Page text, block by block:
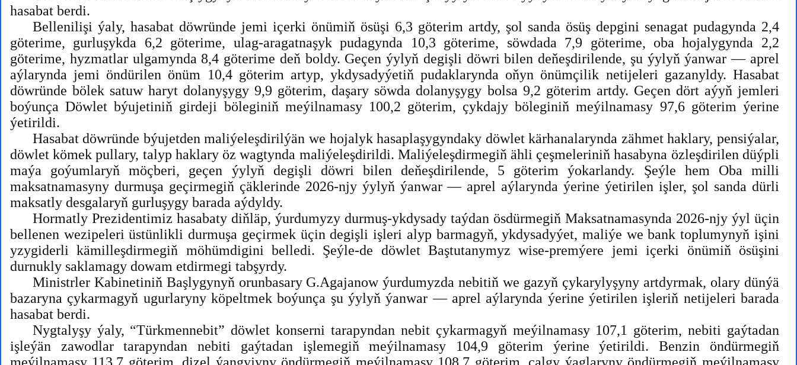
hasabat berdi.
Bellenilişi ýaly, hasabat döwründe jemi içerki önümiň ösüşi 6,3 göterim artdy, şol sanda ösüş depgini senagat pudagynda 2,4
göterime, gurluşykda 6,2 göterime, ulag-aragatnaşyk pudagynda 10,3 göterime, söwdada 7,9 göterime, oba hojalygynda 2,2
göterime, hyzmatlar ulgamynda 8,4 göterime deň boldy. Geçen ýylyň degişli döwri bilen deňeşdirilende, şu ýylyň ýanwar — aprel
aýlarynda jemi öndürilen önüm 10,4 göterim artyp, ykdysadyýetiň pudaklarynda oňyn önümçilik netijeleri gazanyldy. Hasabat
döwründe bölek satuw haryt dolanyşygy 9,9 göterim, daşary söwda dolanyşygy bolsa 9,2 göterim artdy. Geçen dört aýyň jemleri
boýunça Döwlet býujetiniň girdeji böleginiň meýilnamasy 100,2 göterim, çykdajy böleginiň meýilnamasy 97,6 göterim ýerine
ýetirildi.
Hasabat döwründe býujetden maliýeleşdirilýän we hojalyk hasaplaşygyndaky döwlet kärhanalarynda zähmet haklary, pensiýalar,
döwlet kömek pullary, talyp haklary öz wagtynda maliýeleşdirildi. Maliýeleşdirmegiň ähli çeşmeleriniň hasabyna özleşdirilen düýpli
maýa goýumlaryň möçberi, geçen ýylyň degişli döwri bilen deňeşdirilende, 5 göterim ýokarlandy. Şeýle hem Oba milli
maksatnamasyny durmuşa geçirmegiň çäklerinde 2026-njy ýylyň ýanwar — aprel aýlarynda ýerine ýetirilen işler, şol sanda dürli
maksatly desgalaryň gurluşygy barada aýdyldy.
Hormatly Prezidentimiz hasabaty diňläp, ýurdumyzy durmuş-ykdysady taýdan ösdürmegiň Maksatnamasynda 2026-njy ýyl üçin
bellenen wezipeleri üstünlikli durmuşa geçirmek üçin degişli işleri alyp barmagyň, ykdysadyýet, maliýe we bank toplumynyň işini
yzygiderli kämilleşdirmegiň möhümdigini belledi. Şeýle-de döwlet Baştutanymyz wise-premýere jemi içerki önümiň ösüşini
durnukly saklamagy dowam etdirmegi tabşyrdy.
Ministrler Kabinetiniň Başlygynyň orunbasary G.Agajanow ýurdumyzda nebitiň we gazyň çykarylyşyny artdyrmak, olary dünýä
bazaryna çykarmagyň ugurlaryny köpeltmek boýunça şu ýylyň ýanwar — aprel aýlarynda ýerine ýetirilen işleriň netijeleri barada
hasabat berdi.
Nygtalyşy ýaly, “Türkmennebit” döwlet konserni tarapyndan nebit çykarmagyň meýilnamasy 107,1 göterim, nebiti gaýtadan
işleýän zawodlar tarapyndan nebiti gaýtadan işlemegiň meýilnamasy 104,9 göterim ýerine ýetirildi. Benzin öndürmegiň